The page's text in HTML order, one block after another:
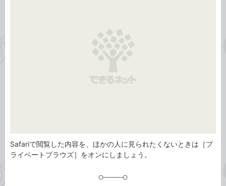
Safariで閲覧した内容を、ほかの人に見られたくないときは［プ
ライベートブラウズ］をオンにしましょう。